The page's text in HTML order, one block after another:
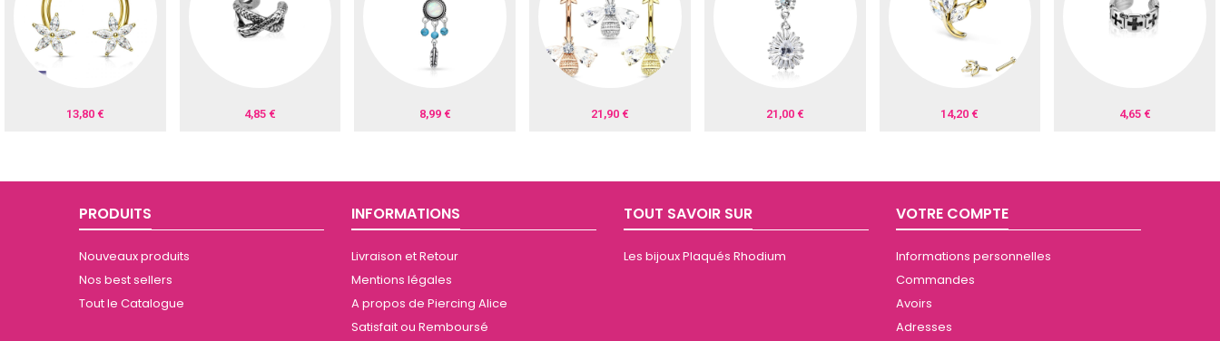
13,80 € 4,85 € 8,99 € 21,90 € 21,00 € 14,20 € 4,65 €
PRODUITS
Nouveaux produits
Nos best sellers
Tout le Catalogue
INFORMATIONS
Livraison et Retour
Mentions légales
A propos de Piercing Alice
Satisfait ou Remboursé
TOUT SAVOIR SUR
Les bijoux Plaqués Rhodium
VOTRE COMPTE
Informations personnelles
Commandes
Avoirs
Adresses